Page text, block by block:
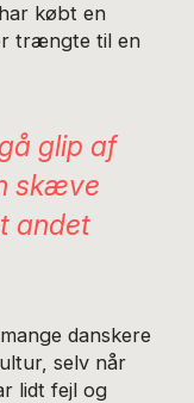
købt en
trængte til en
glip af
skæve
andet
danskere
selv når
lidt fejl og